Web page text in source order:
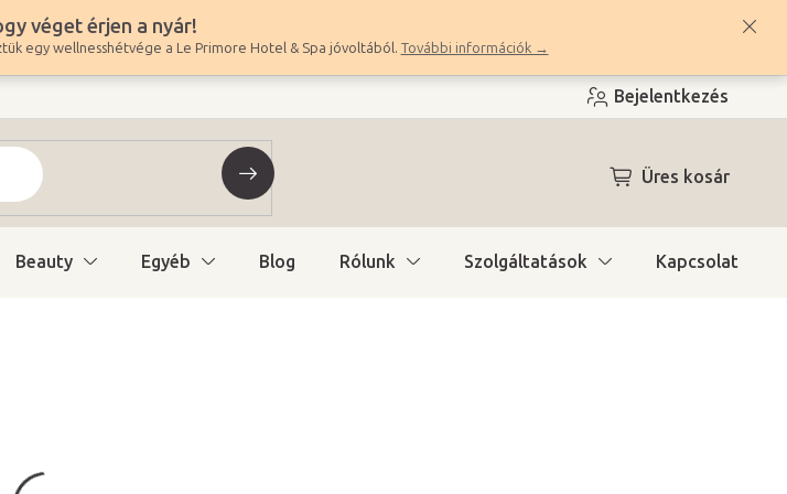
véget érjen a nyár!
egy wellnesshétvége a Le Primore Hotel & Spa jóvoltából. További információk →
Bejelentkezés
KOSÁR
Üres kosár
Beauty Egyéb Blog Rólunk Szolgáltatások Kapcsolat